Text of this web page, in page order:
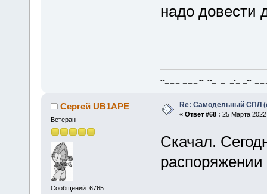
надо довести
--_ _ _ _ _ _ -- --_ _ _-_ _-- _ _
Сергей UB1APE
Ветеран
Сообщений: 6765
Re: Самодельный СПЛ
« Ответ #68 : 25 Марта
Скачал.